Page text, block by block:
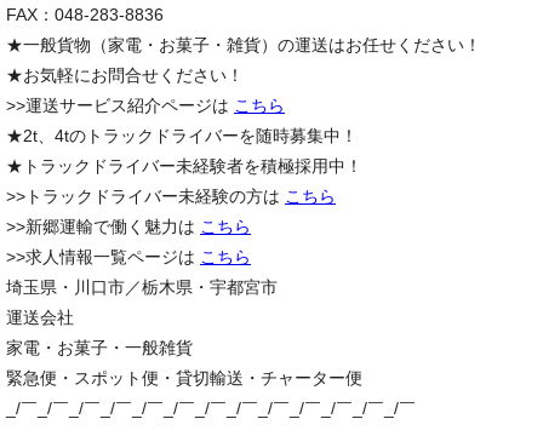
FAX：048-283-8836
★一般貨物（家電・お菓子・雑貨）の運送はお任せください！
★お気軽にお問合せください！
>>運送サービス紹介ページは こちら
★2t、4tのトラックドライバーを随時募集中！
★トラックドライバー未経験者を積極採用中！
>>トラックドライバー未経験の方は こちら
>>新郷運輸で働く魅力は こちら
>>求人情報一覧ページは こちら
埼玉県・川口市／栃木県・宇都宮市
運送会社
家電・お菓子・一般雑貨
緊急便・スポット便・貸切輸送・チャーター便
_/￣_/￣_/￣_/￣_/￣_/￣_/￣_/￣_/￣_/￣_/￣_/￣_/￣